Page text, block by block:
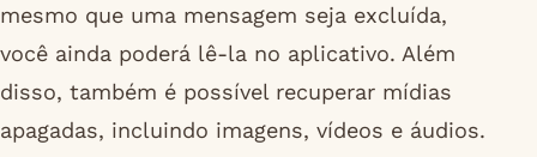
mesmo que uma mensagem seja excluída,
você ainda poderá lê-la no aplicativo. Além
disso, também é possível recuperar mídias
apagadas, incluindo imagens, vídeos e áudios.